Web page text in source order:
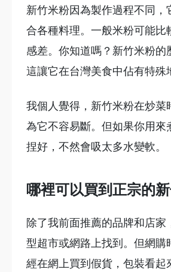
新竹米粉因為製作過程不同，
合各種料理。一般米粉可能比
感差。你知道嗎？新竹米粉的
這讓它在台灣美食中佔有特殊
我個人覺得，新竹米粉在炒菜
為它不容易斷。但如果你用來
捏好，不然會吸太多水變軟。
哪裡可以買到正宗的
除了我前面推薦的品牌和店家
型超市或網路上找到。但網購
經在網上買到假貨，包裝看起